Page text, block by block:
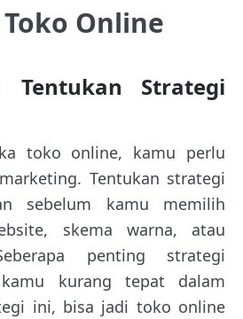
Online
Tentukan Strategi
toko online, kamu perlu
Tentukan strategi
sebelum kamu memilih
skema warna, atau
penting strategi
kurang tepat dalam
ini, bisa jadi toko online